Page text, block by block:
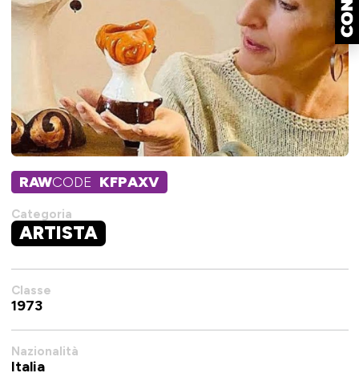
RAWCODE KFPAXV
Categoria
ARTISTA
Classe
1973
Nazionalità
Italia